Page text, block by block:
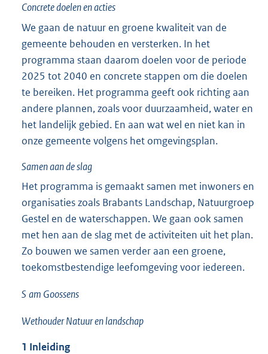
Concrete doelen en acties
We gaan de natuur en groene kwaliteit van de
gemeente behouden en versterken. In het
programma staan daarom doelen voor de periode
2025 tot 2040 en concrete stappen om die doelen
te bereiken. Het programma geeft ook richting aan
andere plannen, zoals voor duurzaamheid, water en
het landelijk gebied. En aan wat wel en niet kan in
onze gemeente volgens het omgevingsplan.
Samen aan de slag
Het programma is gemaakt samen met inwoners en
organisaties zoals Brabants Landschap, Natuurgroep
Gestel en de waterschappen. We gaan ook samen
met hen aan de slag met de activiteiten uit het plan.
Zo bouwen we samen verder aan een groene,
toekomstbestendige leefomgeving voor iedereen.
S am Goossens
Wethouder Natuur en landschap
1 Inleiding